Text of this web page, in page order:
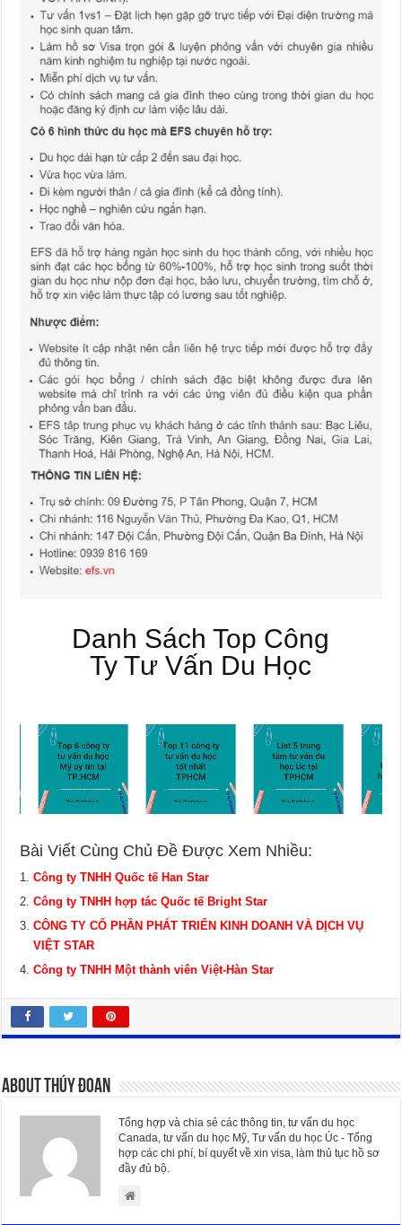
Danh Sách Top Công
Ty Tư Vấn Du Học
Bài Viết Cùng Chủ Đề Được Xem Nhiều:
Công ty TNHH Quốc tế Han Star
Công ty TNHH hợp tác Quốc tế Bright Star
CÔNG TY CỔ PHẦN PHÁT TRIỂN KINH DOANH VÀ DỊCH VỤ
VIỆT STAR
Công ty TNHH Một thành viên Việt-Hàn Star
About Thúy Đoan
Tổng hợp và chia sẻ các thông tin, tư vấn du học
Canada, tư vấn du học Mỹ, Tư vấn du học Úc - Tổng
hợp các chi phí, bí quyết về xin visa, làm thủ tục hồ sơ
đầy đủ bộ.